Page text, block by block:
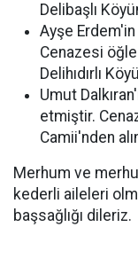
Delibaşlı
Ayşe
Cenazesi öğle
Delihıdırlı
Umut
etmiştir.
Camii'nden
Merhum ve
kederli aileleri
başsağlığı dileriz.